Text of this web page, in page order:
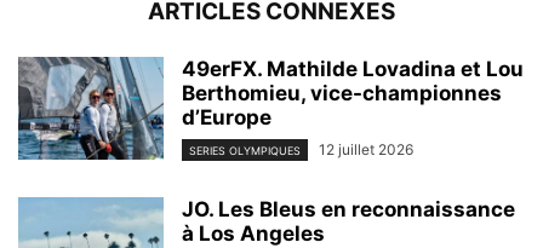
ARTICLES CONNEXES
49erFX. Mathilde Lovadina et Lou
Berthomieu, vice-championnes
d’Europe
SERIES OLYMPIQUES 12 juillet 2026
JO. Les Bleus en reconnaissance
à Los Angeles